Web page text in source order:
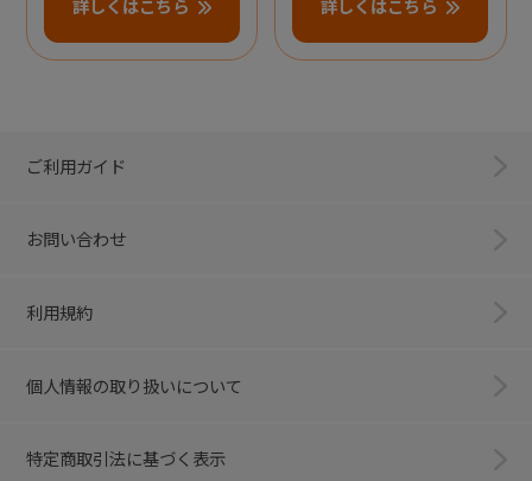
詳しくはこちら 詳しくはこちら
ご利用ガイド
お問い合わせ
利用規約
個人情報の取り扱いについて
特定商取引法に基づく表示